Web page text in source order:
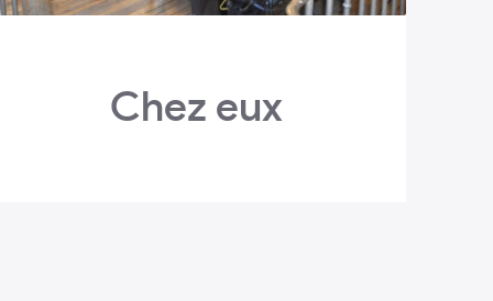
Chez eux